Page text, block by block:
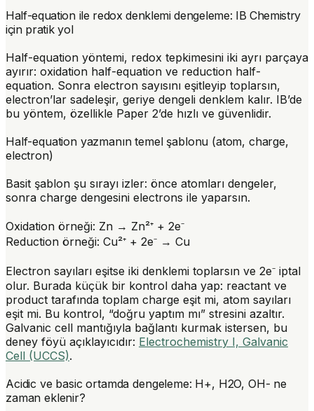
Half-equation ile redox denklemi dengeleme: IB Chemistry
için pratik yol
Half-equation yöntemi, redox tepkimesini iki ayrı parçaya
ayırır: oxidation half-equation ve reduction half-
equation. Sonra electron sayısını eşitleyip toplarsın,
electron’lar sadeleşir, geriye dengeli denklem kalır. IB’de
bu yöntem, özellikle Paper 2’de hızlı ve güvenlidir.
Half-equation yazmanın temel şablonu (atom, charge,
electron)
Basit şablon şu sırayı izler: önce atomları dengeler,
sonra charge dengesini electrons ile yaparsın.
Oxidation örneği: Zn → Zn²⁺ + 2e⁻
Reduction örneği: Cu²⁺ + 2e⁻ → Cu
Electron sayıları eşitse iki denklemi toplarsın ve 2e⁻ iptal
olur. Burada küçük bir kontrol daha yap: reactant ve
product tarafında toplam charge eşit mi, atom sayıları
eşit mi. Bu kontrol, “doğru yaptım mı” stresini azaltır.
Galvanic cell mantığıyla bağlantı kurmak istersen, bu
deney föyü açıklayıcıdır: Electrochemistry I, Galvanic
Cell (UCCS).
Acidic ve basic ortamda dengeleme: H+, H2O, OH- ne
zaman eklenir?